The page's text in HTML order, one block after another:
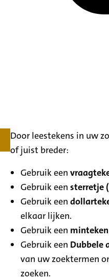
Door leestekens in uw
of juist breder:
Gebruik een
Gebruik eensterretje
Gebruik een
elkaar lijken.
Gebruik een
Gebruik een Dubbele
van uw zoektermen
zoeken.